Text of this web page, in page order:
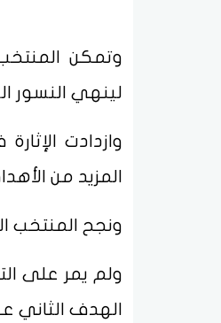
لينهي النسور
وازدادت
المزيد من
ونجح المنتخب
ولم يمر على
الهدف الثاني